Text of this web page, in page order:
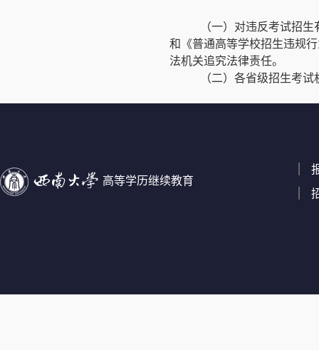
（一）对违反考试招
和《普通高等学校招生违规
法机关追究法律责任。
（二）各省级招生考
高等学历继续教育